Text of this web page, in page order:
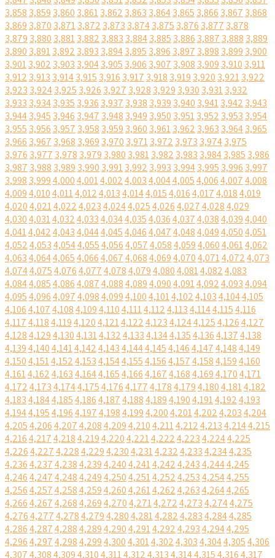
3,858 3,859 3,860 3,8613,862 3,863 3,8643,865 3,866 3,867 3,868
3,869 3,870 3,8713,872 3,873 3,8743,875 3,876 3,877 3,878
3,879 3,880 3,8813,882 3,883 3,8843,885 3,886 3,887 3,888 3,889
3,890 3,8913,892 3,893 3,8943,895 3,896 3,897 3,898 3,899 3,900
3,9013,902 3,903 3,9043,905 3,906 3,907 3,908 3,909 3,910 3,911
3,912 3,913 3,9143,915 3,916 3,917 3,918 3,919 3,920 3,9213,922
3,923 3,9243,925 3,926 3,927 3,928 3,929 3,930 3,9313,932
3,933 3,9343,935 3,936 3,937 3,938 3,939 3,940 3,9413,942 3,943
3,9443,945 3,946 3,947 3,948 3,949 3,950 3,9513,952 3,953 3,954
3,955 3,956 3,957 3,958 3,959 3,960 3,9613,962 3,963 3,9643,965
3,966 3,967 3,968 3,969 3,970 3,9713,972 3,973 3,9743,975
3,976 3,977 3,978 3,979 3,980 3,9813,982 3,983 3,9843,985 3,986
3,987 3,988 3,989 3,990 3,9913,992 3,993 3,9943,995 3,996 3,997
3,998 3,9994,0004,0014,0024,0034,0044,0054,0064,0074,008
4,0094,0104,0114,0124,0134,0144,0154,0164,0174,0184,019
4,0204,0214,0224,0234,0244,0254,0264,0274,0284,029
4,0304,0314,0324,0334,0344,0354,0364,0374,0384,0394,040
4,0414,0424,0434,0444,0454,0464,0474,0484,0494,0504,051
4,0524,0534,0544,0554,0564,0574,0584,0594,0604,0614,062
4,0634,0644,0654,0664,0674,0684,0694,0704,0714,0724,073
4,0744,0754,0764,0774,0784,0794,0804,0814,0824,083
4,0844,0854,0864,0874,0884,0894,0904,0914,0924,0934,094
4,0954,0964,0974,0984,0994,1004,1014,1024,1034,1044,105
4,1064,1074,1084,1094,1104,1114,1124,1134,1144,1154,116
4,1174,1184,1194,1204,1214,1224,1234,1244,1254,1264,127
4,1284,1294,1304,1314,1324,1334,1344,1354,1364,1374,138
4,1394,1404,1414,1424,1434,1444,1454,1464,1474,1484,149
4,1504,1514,1524,1534,1544,1554,1564,1574,1584,1594,160
4,1614,1624,1634,1644,1654,1664,1674,1684,1694,1704,171
4,1724,1734,1744,1754,1764,1774,1784,1794,1804,1814,182
4,1834,1844,1854,1864,1874,1884,1894,1904,1914,1924,193
4,1944,1954,1964,1974,1984,1994,2004,2014,2024,2034,204
4,2054,2064,2074,2084,2094,2104,2114,2124,2134,2144,215
4,2164,2174,2184,2194,2204,2214,2224,2234,2244,225
4,2264,2274,2284,2294,2304,2314,2324,2334,2344,235
4,2364,2374,2384,2394,2404,2414,2424,2434,2444,245
4,2464,2474,2484,2494,2504,2514,2524,2534,2544,255
4,2564,2574,2584,2594,2604,2614,2624,2634,2644,265
4,2664,2674,2684,2694,2704,2714,2724,2734,2744,275
4,2764,2774,2784,2794,2804,2814,2824,2834,2844,285
4,2864,2874,2884,2894,2904,2914,2924,2934,2944,295
4,2964,2974,2984,2994,3004,3014,3024,3034,3044,3054,306
4,3074,3084,3094,3104,3114,3124,3134,3144,3154,3164,317